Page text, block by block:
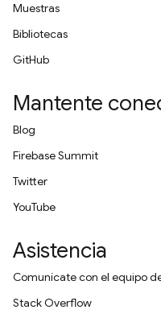
Muestras
Bibliotecas
GitHub
Mantente
Blog
Firebase Summit
Twitter
YouTube
Asistencia
Comunícate con el equipo
Stack Overflow